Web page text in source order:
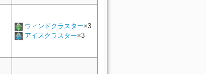
ウィンドクラスター×3
アイスクラスター×3